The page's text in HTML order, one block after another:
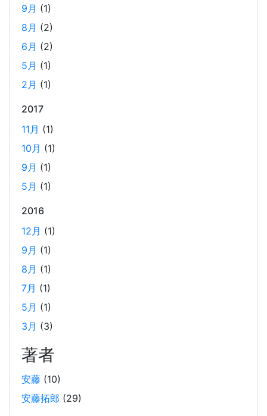
2024年のTORICOの社内勉強会の内容
を行っています。 2024年に開催した技術勉強会の内容を紹
介します。
AWS OpenSearch を、マネージドクラスターから
2025-01-21
当社では、2024年12月に、サービスの検索エンジンを
OpenSearch のマネージドクラスターからサーバーレスに
変更しました。 主に実費のコストダウンとマネジメントコ
2024年末の LangChain チュートリアル
2024-12-15
LangChainの利用方法に関するチュートリアルです。2024
年12月の技術勉強会の内容を基に、LangChainの基本的な
使い方や環境構築手順、シンプルなLLMの使用方法、APIサ
から取得したデータを用いたRAGとメモリーセーバーの実
9月 (1)
8月 (2)
6月 (2)
5月 (1)
2月 (1)
2017
11月 (1)
10月 (1)
9月 (1)
5月 (1)
2016
12月 (1)
9月 (1)
8月 (1)
7月 (1)
5月 (1)
3月 (3)
著者
安藤 (10)
安藤拓郎 (29)